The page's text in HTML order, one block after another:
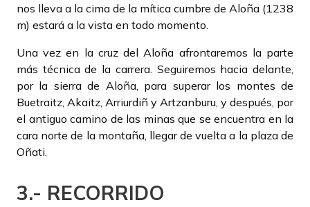
nos lleva a la cima de la mítica cumbre de Aloña (1238
m) estará a la vista en todo momento.
Una vez en la cruz del Aloña afrontaremos la parte
más técnica de la carrera. Seguiremos hacia delante,
por la sierra de Aloña, para superar los montes de
Buetraitz, Akaitz, Arriurdiñ y Artzanburu, y después, por
el antiguo camino de las minas que se encuentra en la
cara norte de la montaña, llegar de vuelta a la plaza de
Oñati.
3.- RECORRIDO